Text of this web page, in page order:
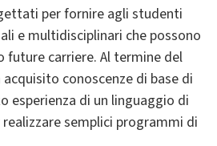
per fornire agli studenti
e multidisciplinari che possono
future carriere. Al termine del
conoscenze di base di
esperienza di un linguaggio di
semplici programmi di